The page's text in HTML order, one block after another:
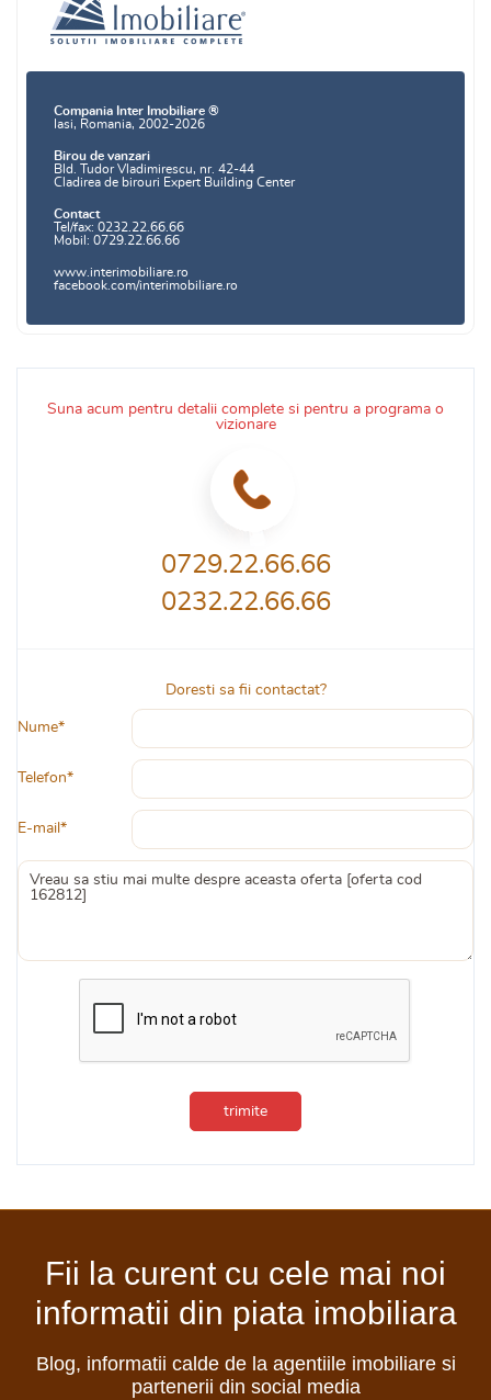
Suna acum pentru detalii complete si pentru a programa o
vizionare
0729.22.66.66
0232.22.66.66
Doresti sa fii contactat?
Nume*
Telefon*
E-mail*
trimite
Compania Inter Imobiliare ®
Iasi, Romania, 2002-2026
Birou de vanzari
Bld. Tudor Vladimirescu, nr. 42-44
Cladirea de birouri Expert Building Center
Contact
Tel/fax: 0232.22.66.66
Mobil: 0729.22.66.66
www.interimobiliare.ro
facebook.com/interimobiliare.ro
Fii la curent cu cele mai noi
informatii din piata imobiliara
Blog, informatii calde de la agentiile imobiliare si
partenerii din social media